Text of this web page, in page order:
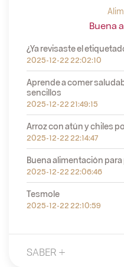
Buena
¿Ya revisaste el
2025-12-22 22:02:10
Aprende a comer
sencillos
2025-12-22 21:49:15
Arroz con atún y chiles
2025-12-22 22:14:47
Buena alimentación
2025-12-22 22:06:46
Tesmole
2025-12-22 22:10:59
SABER +